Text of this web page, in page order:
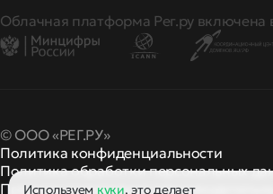
Облачная платформа Рег.ру включена
© ООО «РЕГ.РУ»
Политика конфиденциальности
Политика обработки персональных
Правила применения
Используем куки, это делает